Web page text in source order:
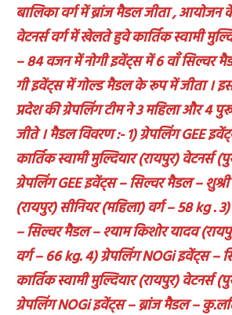
बालिका वर्ग में ब्रांज मैडल जीता ,
वेटनर्स वर्ग में खेलते हुवे कार्तिक स्वामी
– 84 वजन में नोगी इवेंट्स में 6 वाँ सिल्वर
गी इवेंट्स में गोल्ड मैडल के रूप में जीता ।
प्रदेश की ग्रेपलिंग टीम ने 3 महिला और 4
जीते । मैडल विवरण :- 1) ग्रेपलिंग GEE
कार्तिक स्वामी मुल्दियार (रायपुर) वेटनर्स
ग्रेपलिंग GEE इवेंट्स – सिल्वर मैडल – शुश्री
(रायपुर) सीनियर (महिला) वर्ग – 58 kg .
– सिल्वर मैडल – श्याम किशोर यादव
वर्ग – 66 kg. 4) ग्रेपलिंग NOGi इवेंट्स –
कार्तिक स्वामी मुल्दियार (रायपुर) वेटनर्स
ग्रेपलिंग NOGi इवेंट्स – ब्रांज मैडल –